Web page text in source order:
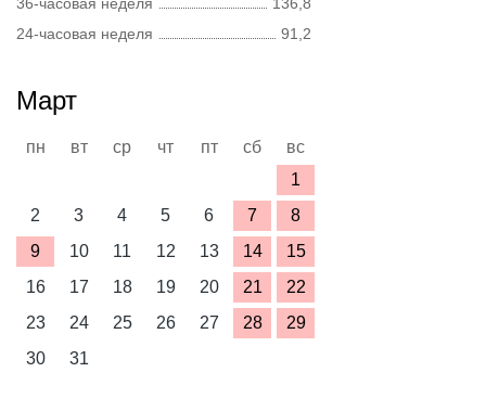
24-часовая неделя
91,2
Март
пн вт ср чт пт сб
вс
1
2
3 4 5 6 7
8
9
10 11 12 13 14
15
16
17 18 19 20 21
22
23
24 25 26 27 28
29
30
31